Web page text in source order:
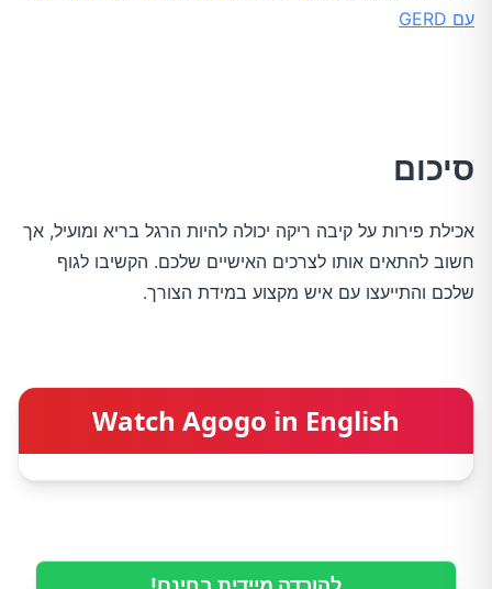
עם GERD
סיכום
שלכם והתייעצו עם איש מקצוע במידת הצורך.
Watch Agogo in English